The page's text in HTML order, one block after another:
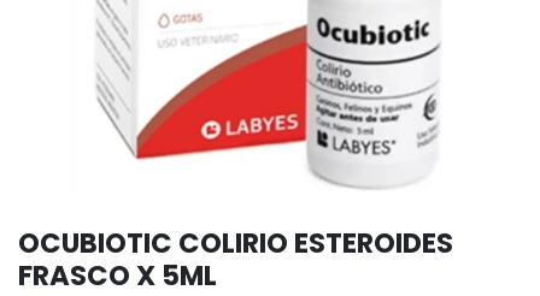
OCUBIOTIC COLIRIO ESTEROIDES
FRASCO X 5ML